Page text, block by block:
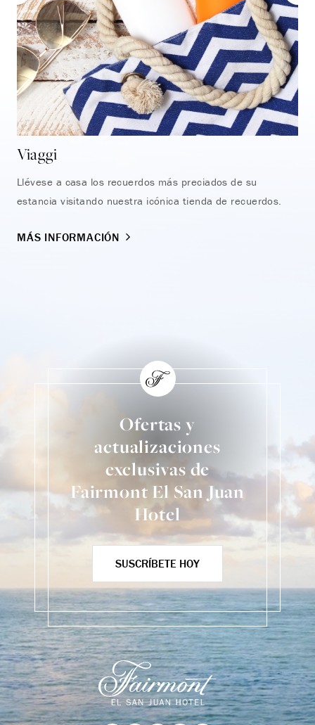
Viaggi
Llévese a casa los recuerdos más preciados de su
estancia visitando nuestra icónica tienda de recuerdos.
MÁS INFORMACIÓN
Ofertas y
actualizaciones
exclusivas de
Fairmont El San Juan
Hotel
SUSCRÍBETE HOY